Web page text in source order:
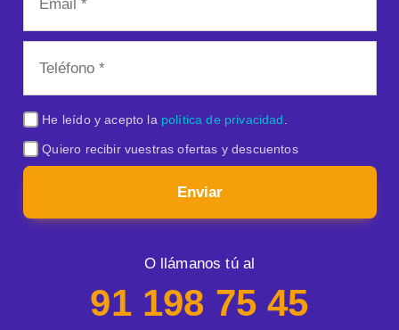
He leído y acepto la política de privacidad
Quiero recibir vuestras ofertas y descuentos
Enviar
O llámanos tú al
91 198 75 45